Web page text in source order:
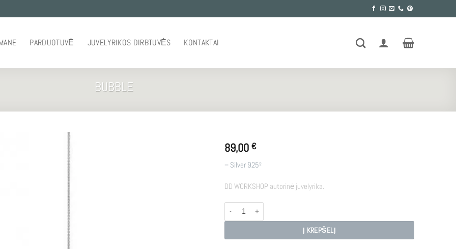
PARDUOTUVĖ JUVELYRIKOS DIRBTUVĖS KONTAKTAI
BUBBLE
89,00 €
– Silver 925º
DD WORKSHOP autorinė juvelyrika.
produkto kiekis: BUBBLE
Į KREPŠELĮ